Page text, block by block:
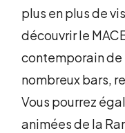
plus en plus de
découvrir le
contemporain de
nombreux bars,
Vous pourrez
animées de la